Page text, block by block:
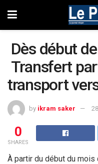
Dès début
Transfert
transport
by ikram saker
0
SHARES
À partir du début du